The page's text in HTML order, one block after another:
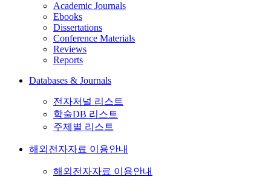
Academic Journals
Ebooks
Dissertations
Conference Materials
Reviews
Reports
Databases & Journals
전자저널 리스트
학술DB 리스트
주제별 리스트
해외전자자료 이용안내
해외전자자료 이용안내